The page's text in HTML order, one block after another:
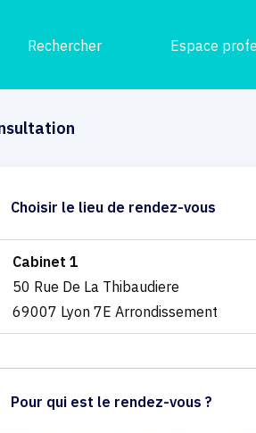
Rechercher Espace
Choisir le lieu de rendez-vous
Cabinet 1
50 Rue De La Thibaudiere
69007 Lyon 7E Arrondissement
Pour qui est le rendez-vous ?